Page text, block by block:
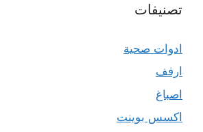
تصنيفات
ادوات صحية
ارفف
اصباغ
اكسس بوينت